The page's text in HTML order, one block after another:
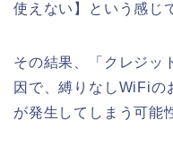
使えない】という感じ
その結果、「クレジッ
因で、縛りなしWiFiの
が発生してしまう可能